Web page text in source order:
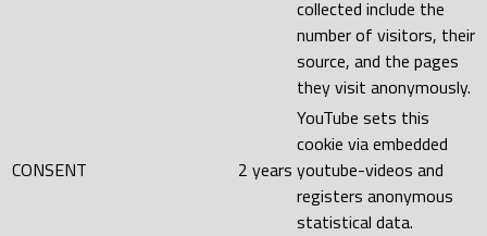
collected include the
number of visitors, their
source, and the pages
they visit anonymously.
CONSENT 2 years
YouTube sets this
cookie via embedded
youtube-videos and
registers anonymous
statistical data.